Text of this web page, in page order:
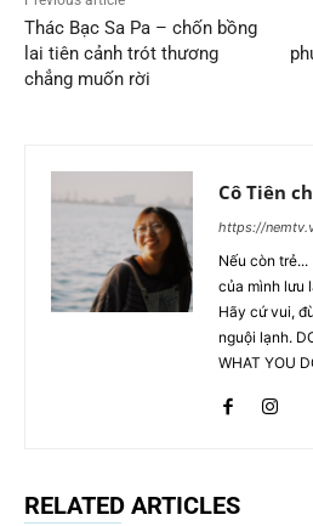
Thác Bạc Sa Pa – chốn bồng
lai tiên cảnh trót thương
chẳng muốn rời
Cô Tiên
https://
Nếu còn
của mình lưu
Hãy cứ vui,
nguội lạnh.
WHAT YOU
RELATED ARTICLES